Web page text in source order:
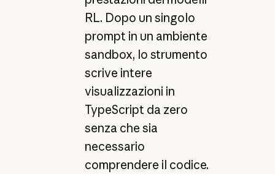
RL. Dopo un singolo
prompt in un ambiente
sandbox, lo strumento
scrive intere
visualizzazioni in
TypeScript da zero
senza che sia
necessario
comprendere il codice.